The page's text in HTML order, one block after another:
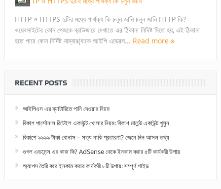
HTTP ও HTTPS দুটির মধ্যে পার্থক্য কি চলুন জানি চলুন জানি HTTP কি?
ওয়েবসাইটের কোন পেজকে ব্রাউজারে দেখাতে এর ঠিকানা নিদিষ্ট দিতে হয়, এই ঠিকানা
হতে পারে কোন নির্দিষ্ট নাম্বার(যাকে আইপি এড্রেস... Read more
RECENT POSTS
আইপিএস এর ব্যাটারিতে পানি দেওয়ার নিয়ম
বিকাশ পার্সোনাল রিটেইল একাউন্ট খোলার নিয়ম: বিকাশ মার্চেন্ট একাউন্ট খুলুন
বিকাশে ৯৯৯৯ টাকা বোনাস – সত্য নাকি প্রতারণা? জেনে নিন আসল তথ্য
গুগল এডসেন্স এর কাজ কি? AdSense থেকে ইনকাম করার ৫টি কার্যকরী উপায়
অ্যাপস তৈরি করে ইনকাম করার কার্যকরী ৮টি উপায়: সম্পূর্ণ গাইড